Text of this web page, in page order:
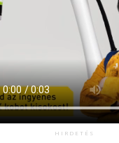
HIRDETÉS